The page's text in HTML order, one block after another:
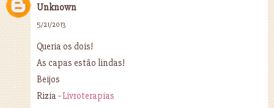
Unknown
5/21/2013
Queria os dois!
As capas estão lindas!
Beijos
Rizia - Livroterapias